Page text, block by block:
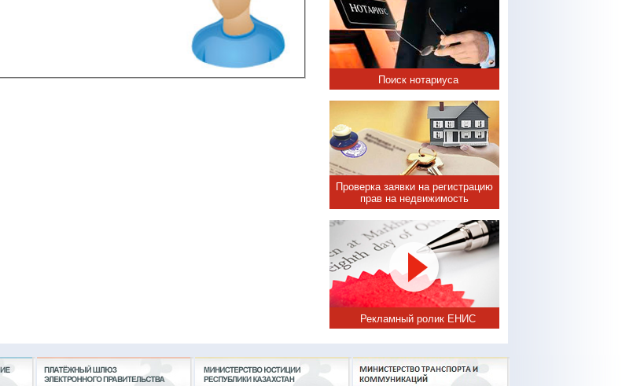
Поиск нотариуса
Проверка заявки на регистрацию
прав на недвижимость
Рекламный ролик ЕНИС